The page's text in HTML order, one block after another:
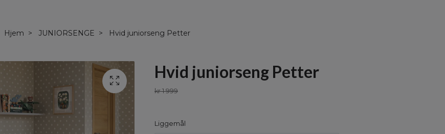
Hjem JUNIORSENGE Hvid juniorseng Petter
Hvid juniorseng Petter
kr 1 999
Liggemål